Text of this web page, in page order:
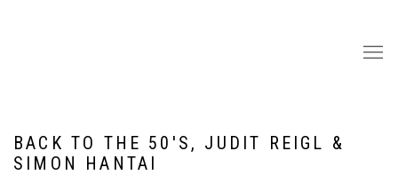
BACK TO THE 50'S, JUDIT REIGL &
SIMON HANTAI